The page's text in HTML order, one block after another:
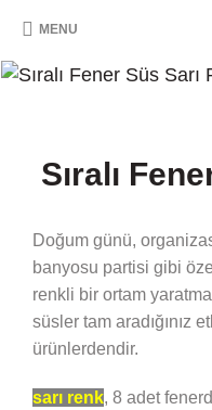
MENU
Sıralı
Doğum günü,
banyosu partisi gibi
renkli bir ortam
süsler tam aradığınız
ürünlerdendir.
sarı renk, 8 adet